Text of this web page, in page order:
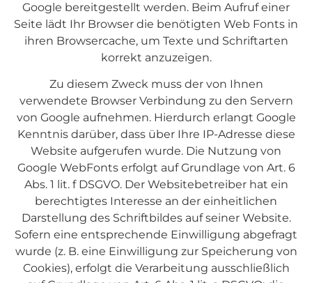
Google bereitgestellt werden. Beim Aufruf einer
Seite lädt Ihr Browser die benötigten Web Fonts in
ihren Browsercache, um Texte und Schriftarten
korrekt anzuzeigen.
Zu diesem Zweck muss der von Ihnen
verwendete Browser Verbindung zu den Servern
von Google aufnehmen. Hierdurch erlangt Google
Kenntnis darüber, dass über Ihre IP-Adresse diese
Website aufgerufen wurde. Die Nutzung von
Google WebFonts erfolgt auf Grundlage von Art. 6
Abs. 1 lit. f DSGVO. Der Websitebetreiber hat ein
berechtigtes Interesse an der einheitlichen
Darstellung des Schriftbildes auf seiner Website.
Sofern eine entsprechende Einwilligung abgefragt
wurde (z. B. eine Einwilligung zur Speicherung von
Cookies), erfolgt die Verarbeitung ausschließlich